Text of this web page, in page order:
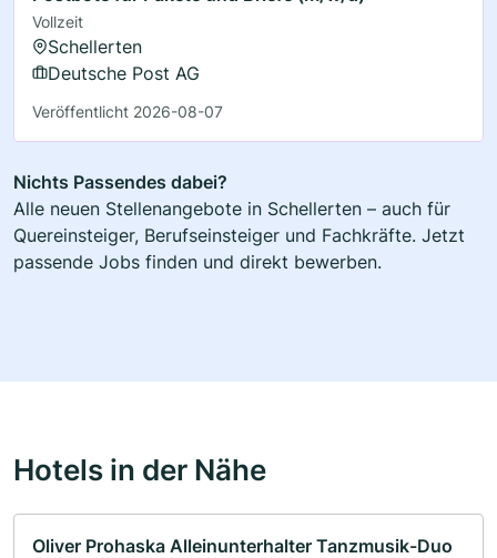
Vollzeit
Schellerten
Deutsche Post AG
Veröffentlicht 2026-08-07
Nichts Passendes dabei?
Alle neuen Stellenangebote in Schellerten – auch für
Quereinsteiger, Berufseinsteiger und Fachkräfte. Jetzt
passende Jobs finden und direkt bewerben.
Hotels in der Nähe
Oliver Prohaska Alleinunterhalter Tanzmusik-Duo